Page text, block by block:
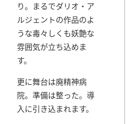
り。 まるでダリオ・ア
ルジェントの作品のよ
うな毒々しくも妖艶な
雰囲気が立ち込めま
す。
更に舞台は廃精神病
院。準備は整った。導
入に引き込まれます。